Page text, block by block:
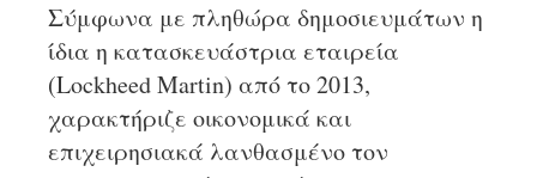
Σύμφωνα με πληθώρα δημοσιευμάτων η
ίδια η κατασκευάστρια εταιρεία
(Lockheed Martin) από το 2013,
χαρακτήριζε οικονομικά και
επιχειρησιακά λανθασμένο τον